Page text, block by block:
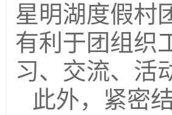
星明湖度假村
有利于团组织
习、交流、活
此外，紧密